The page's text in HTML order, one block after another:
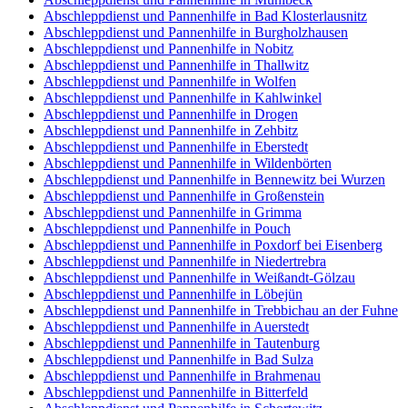
Abschleppdienst und Pannenhilfe in Bad Klosterlausnitz
Abschleppdienst und Pannenhilfe in Burgholzhausen
Abschleppdienst und Pannenhilfe in Nobitz
Abschleppdienst und Pannenhilfe in Thallwitz
Abschleppdienst und Pannenhilfe in Wolfen
Abschleppdienst und Pannenhilfe in Kahlwinkel
Abschleppdienst und Pannenhilfe in Drogen
Abschleppdienst und Pannenhilfe in Zehbitz
Abschleppdienst und Pannenhilfe in Eberstedt
Abschleppdienst und Pannenhilfe in Wildenbörten
Abschleppdienst und Pannenhilfe in Bennewitz bei Wurzen
Abschleppdienst und Pannenhilfe in Großenstein
Abschleppdienst und Pannenhilfe in Grimma
Abschleppdienst und Pannenhilfe in Pouch
Abschleppdienst und Pannenhilfe in Poxdorf bei Eisenberg
Abschleppdienst und Pannenhilfe in Niedertrebra
Abschleppdienst und Pannenhilfe in Weißandt-Gölzau
Abschleppdienst und Pannenhilfe in Löbejün
Abschleppdienst und Pannenhilfe in Trebbichau an der Fuhne
Abschleppdienst und Pannenhilfe in Auerstedt
Abschleppdienst und Pannenhilfe in Tautenburg
Abschleppdienst und Pannenhilfe in Bad Sulza
Abschleppdienst und Pannenhilfe in Brahmenau
Abschleppdienst und Pannenhilfe in Bitterfeld